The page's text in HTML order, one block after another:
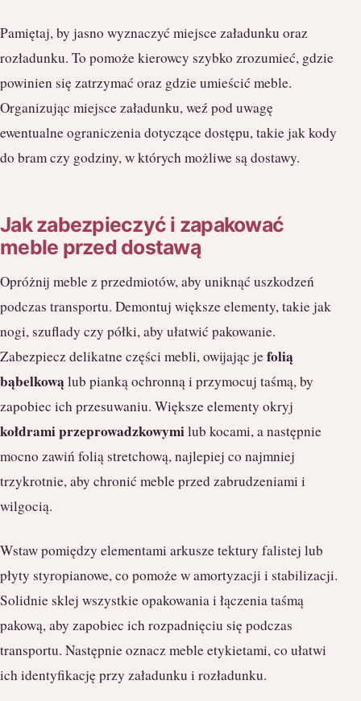
Pamiętaj, by jasno wyznaczyć miejsce załadunku oraz
rozładunku. To pomoże kierowcy szybko zrozumieć, gdzie
powinien się zatrzymać oraz gdzie umieścić meble.
Organizując miejsce załadunku, weź pod uwagę
ewentualne ograniczenia dotyczące dostępu, takie jak kody
do bram czy godziny, w których możliwe są dostawy.
Jak zabezpieczyć i zapakować
meble przed dostawą
Opróżnij meble z przedmiotów, aby uniknąć uszkodzeń
podczas transportu. Demontuj większe elementy, takie jak
nogi, szuflady czy półki, aby ułatwić pakowanie.
Zabezpiecz delikatne części mebli, owijając jefolią
bąbelkową lub pianką ochronną i przymocuj taśmą, by
zapobiec ich przesuwaniu. Większe elementy okryj
kołdrami przeprowadzkowymilub kocami, a następnie
mocno zawiń folią stretchową, najlepiej co najmniej
trzykrotnie, aby chronić meble przed zabrudzeniami i
wilgocią.
Wstaw pomiędzy elementami arkusze tektury falistej lub
płyty styropianowe, co pomoże w amortyzacji i stabilizacji.
Solidnie sklej wszystkie opakowania i łączenia taśmą
pakową, aby zapobiec ich rozpadnięciu się podczas
transportu. Następnie oznacz meble etykietami, co ułatwi
ich identyfikację przy załadunku i rozładunku.